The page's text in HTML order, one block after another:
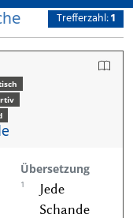
Trefferzahl:1
Übersetzung
1
Jede
Schande